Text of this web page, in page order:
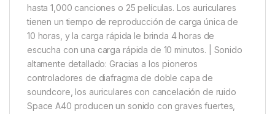
hasta 1,000 canciones o 25 películas. Los auriculares
tienen un tiempo de reproducción de carga única de
10 horas, y la carga rápida le brinda 4 horas de
escucha con una carga rápida de 10 minutos. | Sonido
altamente detallado: Gracias a los pioneros
controladores de diafragma de doble capa de
soundcore, los auriculares con cancelación de ruido
Space A40 producen un sonido con graves fuertes,